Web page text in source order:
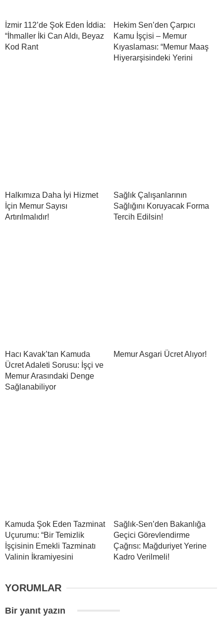
İzmir 112’de Şok Eden İddia:
“İhmaller İki Can Aldı, Beyaz
Kod Rant
Hekim Sen’den Çarpıcı
Kamu İşçisi – Memur
Kıyaslaması: “Memur Maaş
Hiyerarşisindeki Yerini
Halkımıza Daha İyi Hizmet
İçin Memur Sayısı
Artırılmalıdır!
Sağlık Çalışanlarının
Sağlığını Koruyacak Forma
Tercih Edilsin!
Hacı Kavak’tan Kamuda
Ücret Adaleti Sorusu: İşçi ve
Memur Arasındaki Denge
Sağlanabiliyor
Memur Asgari Ücret Alıyor!
Kamuda Şok Eden Tazminat
Uçurumu: “Bir Temizlik
İşçisinin Emekli Tazminatı
Valinin İkramiyesini
Sağlık-Sen’den Bakanlığa
Geçici Görevlendirme
Çağrısı: Mağduriyet Yerine
Kadro Verilmeli!
YORUMLAR
Bir yanıt yazın